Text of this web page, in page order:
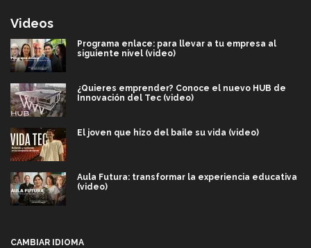
Videos
Programa enlace: para llevar a tu empresa al
siguiente nivel (video)
¿Quieres emprender? Conoce el nuevo HUB de
Innovación del Tec (video)
El joven que hizo del baile su vida (video)
Aula Futura: transformar la experiencia educativa
(video)
CAMBIAR IDIOMA